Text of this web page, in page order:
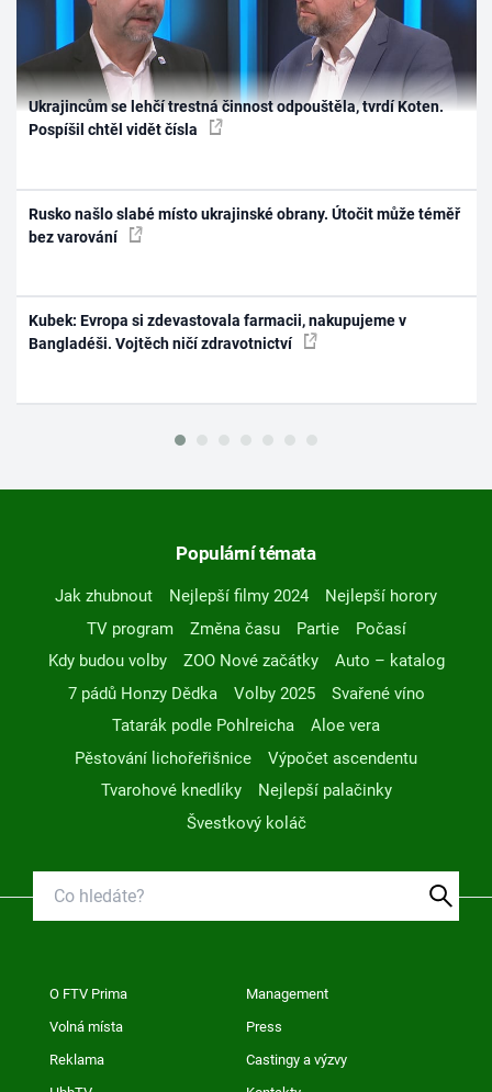
Ukrajincům se lehčí trestná činnost odpouštěla, tvrdí Koten.
Pospíšil chtěl vidět čísla
Rusko našlo slabé místo ukrajinské obrany. Útočit může téměř
bez varování
Kubek: Evropa si zdevastovala farmacii, nakupujeme v
Bangladéši. Vojtěch ničí zdravotnictví
Populární témata
Jak zhubnout Nejlepší filmy 2024
Nejlepší horory
TV program
Změna času Partie
Počasí
Kdy budou volby
ZOO Nové začátky
Auto – katalog
7 pádů Honzy Dědka
Volby 2025
Svařené víno
Tatarák podle Pohlreicha
Aloe vera
Pěstování lichořeřišnice
Výpočet ascendentu
Tvarohové knedlíky
Nejlepší palačinky
Švestkový koláč
O FTV Prima Management
Volná místa Press
Reklama Castingy a výzvy